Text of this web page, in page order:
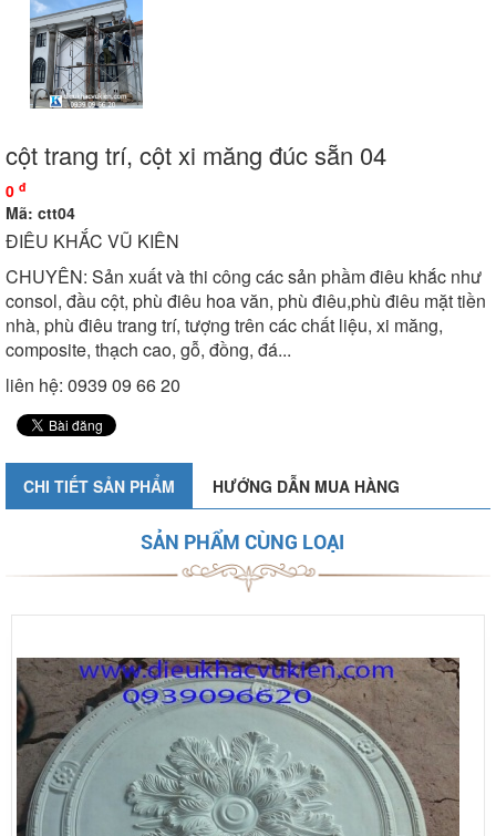
cột trang trí, cột xi măng đúc sẵn 04
0 đ
Mã: ctt04
ĐIÊU KHẮC VŨ KIÊN
CHUYÊN: Sản xuất và thi công các sản phầm điêu khắc như
consol, đầu cột, phù điêu hoa văn, phù điêu,phù điêu mặt tiền
nhà, phù điêu trang trí, tượng trên các chất liệu, xi măng,
composite, thạch cao, gỗ, đồng, đá...
liên hệ: 0939 09 66 20
CHI TIẾT SẢN PHẨM HƯỚNG DẪN MUA HÀNG
SẢN PHẨM CÙNG LOẠI